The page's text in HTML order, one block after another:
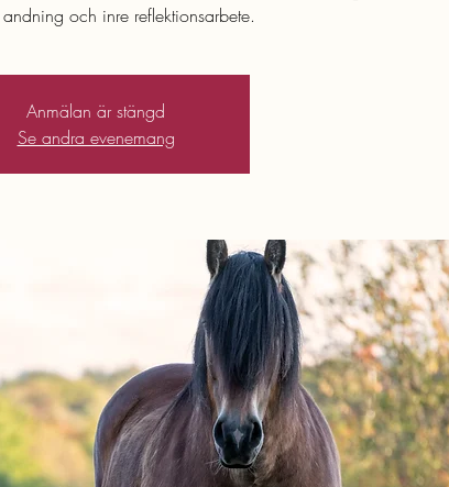
och inre reflektionsarbete.
Anmälan är stängd
Se andra evenemang